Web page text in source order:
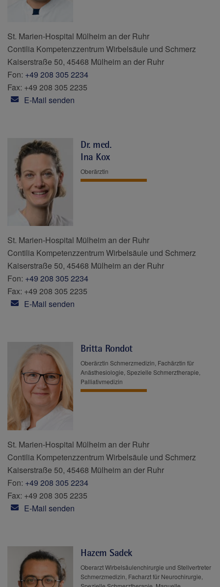
St. Marien-Hospital Mülheim an der Ruhr
Contilia Kompetenzzentrum Wirbelsäule und Schmerz
Kaiserstraße 50, 45468 Mülheim an der Ruhr
Fon: +49 208 305 2234
Fax: +49 208 305 2235
E-Mail senden
Dr. med.
Ina Kox
Oberärztin
St. Marien-Hospital Mülheim an der Ruhr
Contilia Kompetenzzentrum Wirbelsäule und Schmerz
Kaiserstraße 50, 45468 Mülheim an der Ruhr
Fon: +49 208 305 2234
Fax: +49 208 305 2235
E-Mail senden
Britta Rondot
Oberärztin Schmerzmedizin, Fachärztin für
Anästhesiologie, Spezielle Schmerztherapie,
Palliativmedizin
St. Marien-Hospital Mülheim an der Ruhr
Contilia Kompetenzzentrum Wirbelsäule und Schmerz
Kaiserstraße 50, 45468 Mülheim an der Ruhr
Fon: +49 208 305 2234
Fax: +49 208 305 2235
E-Mail senden
Hazem Sadek
Oberarzt Wirbelsäulenchirurgie und Stellvertreter
Schmerzmedizin, Facharzt für Neurochirurgie,